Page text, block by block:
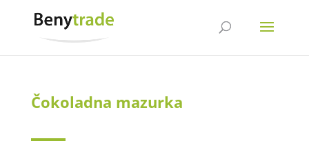
Čokoladna mazurka